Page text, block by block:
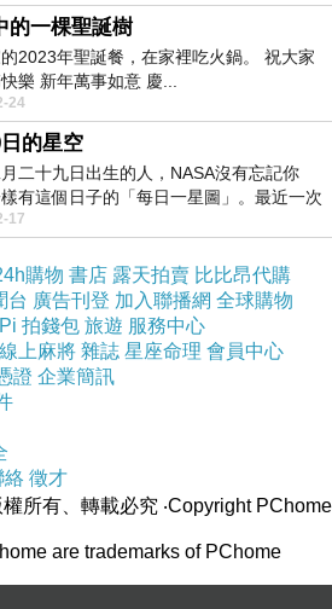
的一棵聖誕樹
2023年聖誕餐，在家裡吃火鍋。 祝大家
樂 新年萬事如意 慶...
24
的星空
二十九日出生的人，NASA沒有忘記你
有這個日子的「每日一星圖」。最近一次
...
17
購物 書店 露天拍賣 比比昂代購
台 廣告刊登 加入聯播網 全球購物
Pi 拍錢包 旅遊 服務中心
線上麻將 雜誌 星座命理 會員中心
證 企業簡訊
絡 徵才
權所有、轉載必究 ‧Copyright PChome
are trademarks of PChome